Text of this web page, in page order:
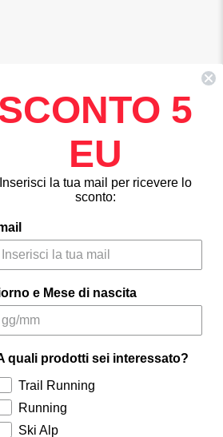
5
EU
Inserisci la tua mail per ricevere lo
sconto:
e Mese di nascita
quali prodotti sei interessato?
Trail Running
Running
Ski Alp